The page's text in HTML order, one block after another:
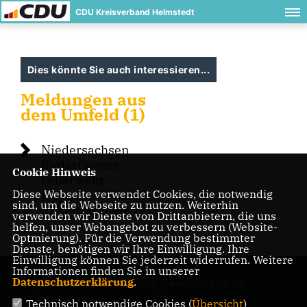
CDU Kreisverband Helmstedt
Dies könnte Sie auch interessieren...
Meldungen aus
dem Umfeld (1)
Niedersachsen
fördert neues
Feuerwehr-
Flaggschiff HLF20
in Königslutter
Die Helmstedter Kreis-CDU präsentiert sich im
Internet.
Cookie Hinweis
Diese Webseite verwendet Cookies, die notwendig
sind, um die Webseite zu nutzen. Weiterhin
verwenden wir Dienste von Drittanbietern, die uns
helfen, unser Webangebot zu verbessern (Website-
Optmierung). Für die Verwendung bestimmter
Dienste, benötigen wir Ihre Einwilligung. Ihre
Einwilligung können Sie jederzeit widerrufen. Weitere
Informationen finden Sie in unserer
Datenschutzerklärung.
Technisch notwendige Cookies (Übersicht)